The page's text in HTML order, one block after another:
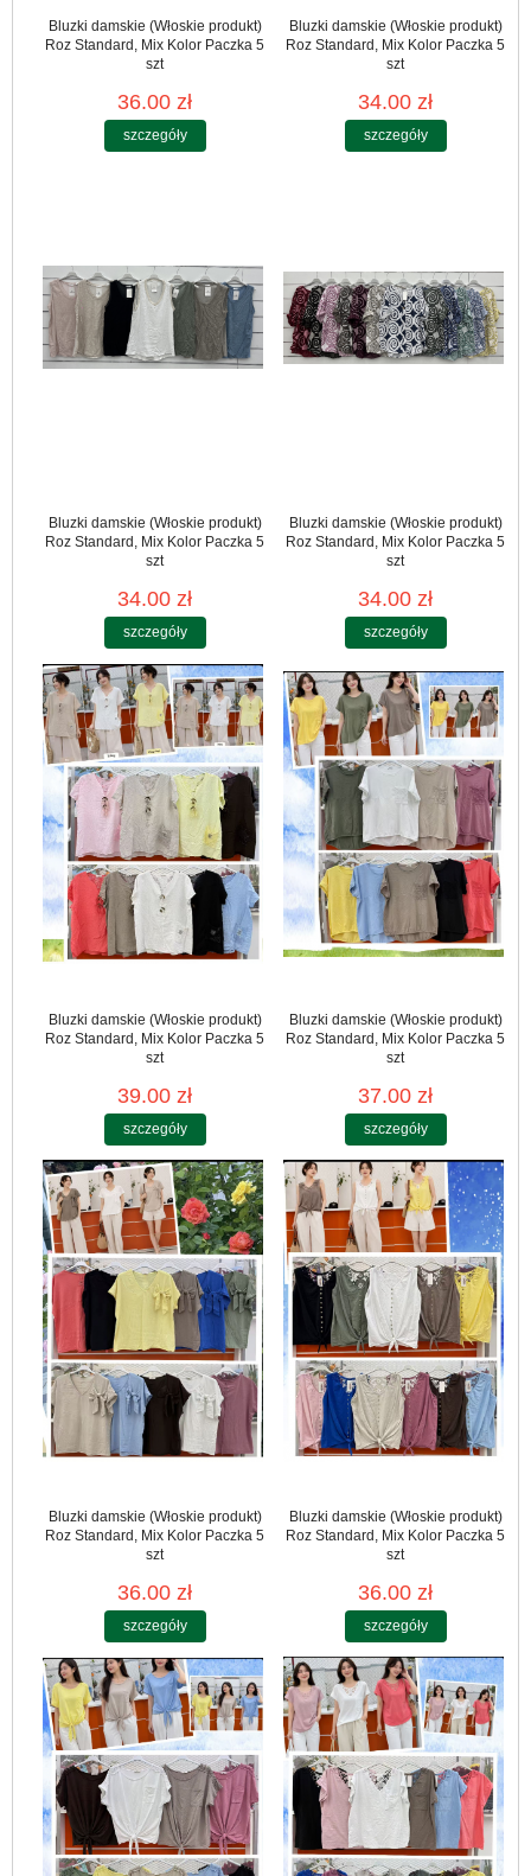
Bluzki damskie (Włoskie produkt)
Roz Standard, Mix Kolor Paczka 5
szt
36.00 zł
szczegóły
Bluzki damskie (Włoskie produkt)
Roz Standard, Mix Kolor Paczka 5
szt
34.00 zł
szczegóły
Bluzki damskie (Włoskie produkt)
Roz Standard, Mix Kolor Paczka 5
szt
34.00 zł
szczegóły
Bluzki damskie (Włoskie produkt)
Roz Standard, Mix Kolor Paczka 5
szt
34.00 zł
szczegóły
Bluzki damskie (Włoskie produkt)
Roz Standard, Mix Kolor Paczka 5
szt
39.00 zł
szczegóły
Bluzki damskie (Włoskie produkt)
Roz Standard, Mix Kolor Paczka 5
szt
37.00 zł
szczegóły
Bluzki damskie (Włoskie produkt)
Roz Standard, Mix Kolor Paczka 5
szt
36.00 zł
szczegóły
Bluzki damskie (Włoskie produkt)
Roz Standard, Mix Kolor Paczka 5
szt
36.00 zł
szczegóły